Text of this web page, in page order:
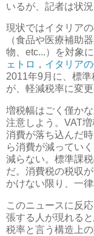
いるが、記者は状
現状ではイタリア
（食品や医療補助
物、etc...）を対象
ェトロ ， イタリア
2011年9月に、標
が、軽減税率に変更
増税幅はごく僅か
注意しよう。VAT
消費が落ち込んだ
ら消費が減ってい
減らない。標準課
だ。消費税の税収
かけない限り、一
このニュースに反
張する人が現れる
税率と言う構造上